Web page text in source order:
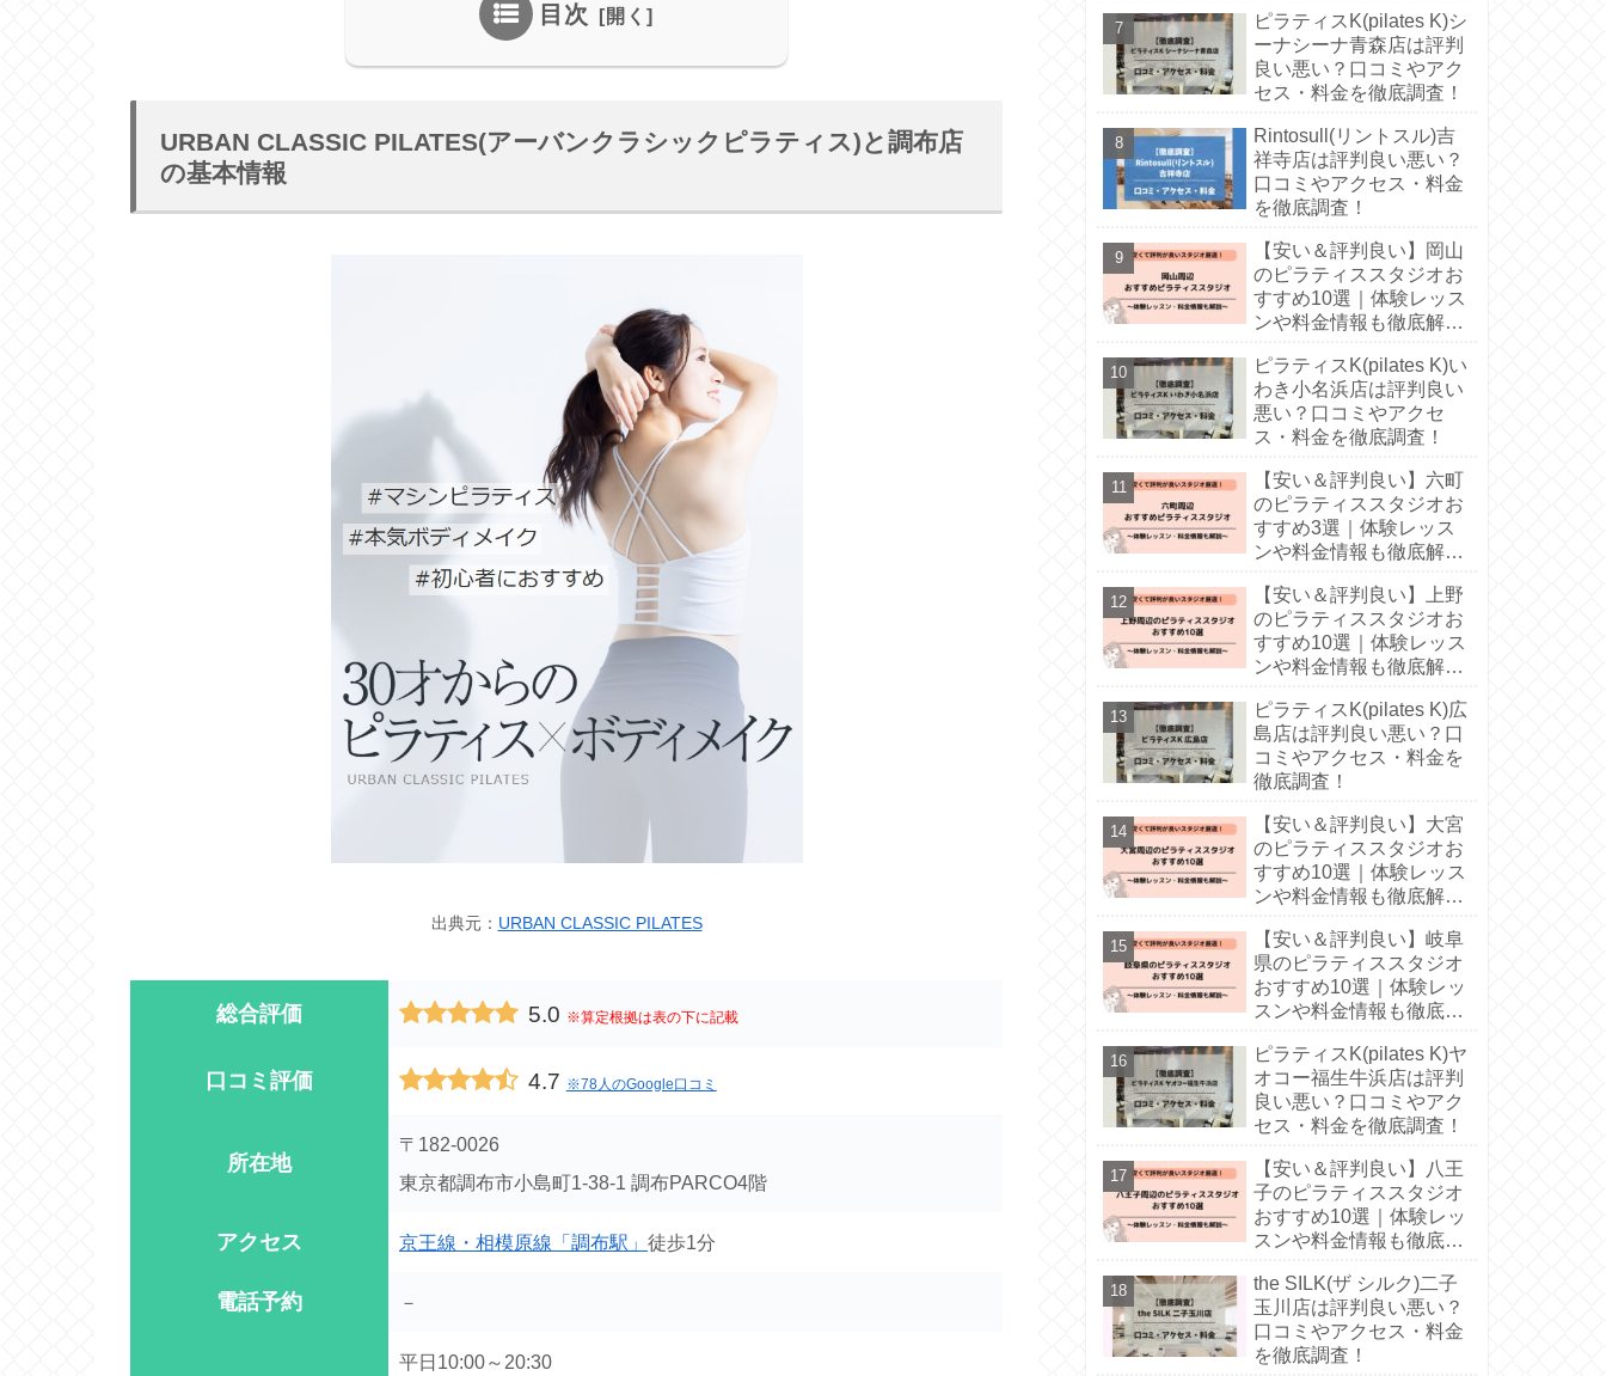
目次
URBAN CLASSIC PILATES(アーバンクラシックピラティス)と調布店
の基本情報
出典元： URBAN CLASSIC PILATES
総合評価 5.0 ※算定根拠は表の下に記載
口コミ評価 4.7 ※78人のGoogle口コミ
所在地
〒182-0026
東京都調布市小島町1-38-1 調布PARCO4階
アクセス 京王線・相模原線「調布駅」 徒歩1分
電話予約 －
平日10:00～20:30
ピラティスK(pilates K)シ
ーナシーナ青森店は評判
良い悪い？口コミやアク
セス・料金を徹底調査！
Rintosull(リントスル)吉
祥寺店は評判良い悪い？
口コミやアクセス・料金
を徹底調査！
【安い＆評判良い】岡山
のピラティススタジオお
すすめ10選｜体験レッス
ンや料金情報も徹底解
ピラティスK(pilates K)い
わき小名浜店は評判良い
悪い？口コミやアクセ
ス・料金を徹底調査！
【安い＆評判良い】六町
のピラティススタジオお
すすめ3選｜体験レッス
ンや料金情報も徹底解
【安い＆評判良い】上野
のピラティススタジオお
すすめ10選｜体験レッス
ンや料金情報も徹底解
ピラティスK(pilates K)広
島店は評判良い悪い？口
コミやアクセス・料金を
徹底調査！
【安い＆評判良い】大宮
のピラティススタジオお
すすめ10選｜体験レッス
ンや料金情報も徹底解
【安い＆評判良い】岐阜
県のピラティススタジオ
おすすめ10選｜体験レッ
スンや料金情報も徹底解
ピラティスK(pilates K)ヤ
オコー福生牛浜店は評判
良い悪い？口コミやアク
セス・料金を徹底調査！
【安い＆評判良い】八王
子のピラティススタジオ
おすすめ10選｜体験レッ
スンや料金情報も徹底解
the SILK(ザ シルク)二子
玉川店は評判良い悪い？
口コミやアクセス・料金
を徹底調査！